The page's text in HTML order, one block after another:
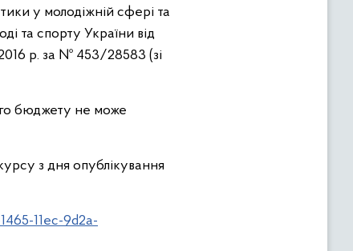
у молодіжній сфері та
та спорту України від
р. за № 453/28583 (зі
бюджету не може
з дня опублікування
11ec-9d2a-